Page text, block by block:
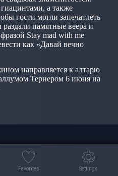
а также
гости могли запечатлеть
памятные веера и
Stay mad with me
как «Давай вечно
направляется к алтарю
Тернером 6 июня на
Favorites Settings